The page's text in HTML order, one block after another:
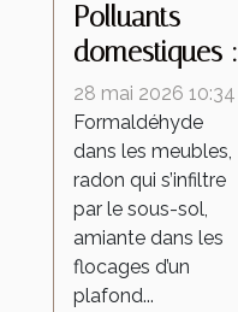
Polluants
domestiques :
à quel
moment faut-il
contacter un
professionnel ?
28 mai 2026 10:34
Formaldéhyde
dans les meubles,
radon qui s’infiltre
par le sous-sol,
amiante dans les
flocages d’un
plafond...